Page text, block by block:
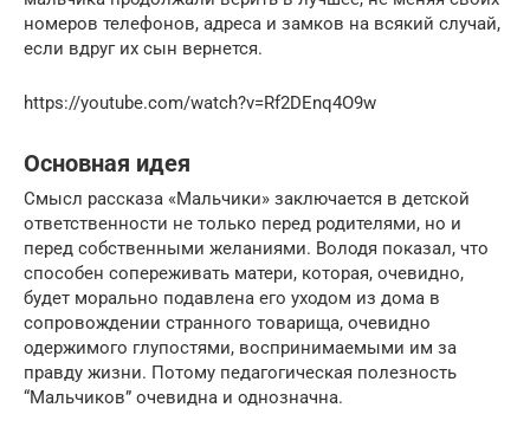
номеров телефонов, адреса и замков на всякий случай,
если вдруг их сын вернется.
https://youtube.com/watch?v=Rf2DEnq4O9w
Основная идея
Смысл рассказа «Мальчики» заключается в детской
ответственности не только перед родителями, но и
перед собственными желаниями. Володя показал, что
способен сопереживать матери, которая, очевидно,
будет морально подавлена его уходом из дома в
сопровождении странного товарища, очевидно
одержимого глупостями, воспринимаемыми им за
правду жизни. Потому педагогическая полезность
“Мальчиков” очевидна и однозначна.